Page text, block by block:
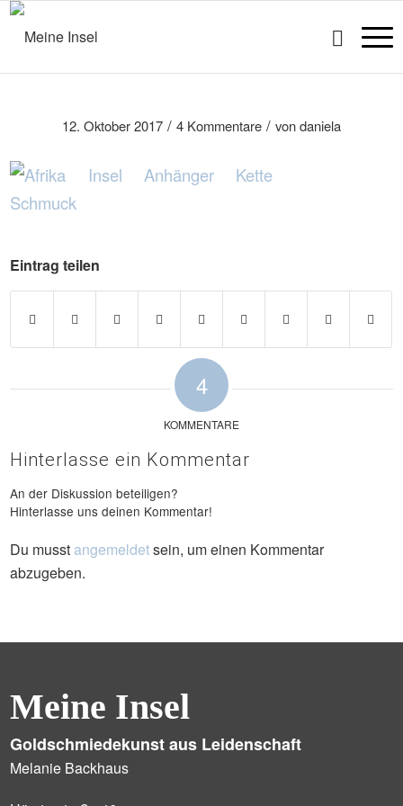
12. Oktober 2017 / 4 Kommentare / vondaniela
Eintrag teilen
4
KOMMENTARE
Hinterlasse ein Kommentar
An der Diskussion beteiligen?
Hinterlasse uns deinen Kommentar!
Du musst angemeldetsein, um einen Kommentar
abzugeben.
Meine Insel
Goldschmiedekunst aus Leidenschaft
Melanie Backhaus